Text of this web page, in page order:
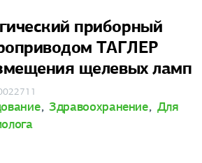
приборный
ТАГЛЕР
щелевых ламп
, Здравоохранение, Для